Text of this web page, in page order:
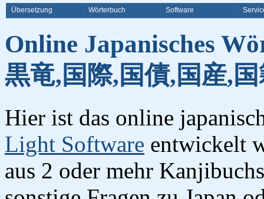
Übersetzung Wörterbuch Software
Online Japanisches
黒竜,国際,国債,国産,
Hier ist das online
Light Software entwickelt
aus 2 oder mehr